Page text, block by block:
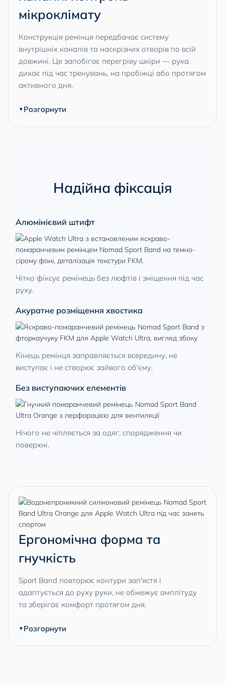
мікроклімату
Конструкція ремінця передбачає систему
внутрішніх каналів та наскрізних отворів по всій
довжині. Це запобігає перегріву шкіри — рука
дихає під час тренувань, на пробіжці або протягом
активного дня.
Розгорнути
Надійна фіксація
Алюмінієвий штифт
Чітко фіксує ремінець без люфтів і зміщення під час
руху.
Акуратне розміщення хвостика
Кінець ремінця заправляється всередину, не
виступає і не створює зайвого об'єму.
Без виступаючих елементів
Нічого не чіпляється за одяг, спорядження чи
поверхні.
Ергономічна форма та
гнучкість
Sport Band повторює контури зап'ястя і
адаптується до руху руки, не обмежує амплітуду
та зберігає комфорт протягом дня.
Розгорнути